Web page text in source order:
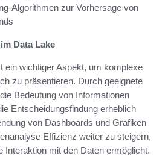
Algorithmen zur Vorhersage von
Data Lake
ein wichtiger Aspekt, um komplexe
zu präsentieren. Durch geeignete
Bedeutung von Informationen
Entscheidungsfindung erheblich
von Dashboards und Grafiken
Effizienz weiter zu steigern,
Interaktion mit den Daten ermöglicht.